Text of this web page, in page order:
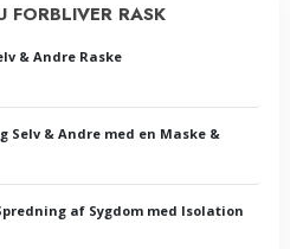
FORBLIVER RASK
& Andre Raske
er vigtig
eller dens symptomer
Selv & Andre med en Maske &
af Sygdom med Isolation